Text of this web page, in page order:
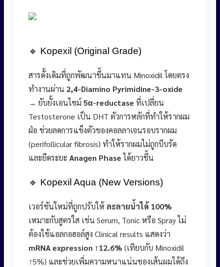
🔹 Kopexil (Original Grade)
สารดั้งเดิมที่ถูกพัฒนาขึ้นมาแทน Minoxidil โดยตรง
ทำงานผ่าน 2,4-Diamino Pyrimidine-3-oxide
→ ยับยั้งเอนไซม์ 5α-reductase ที่เปลี่ยน
Testosterone เป็น DHT ตัวการหลักที่ทำให้รากผม
ฝ่อ ช่วยลดการแข็งตัวของคอลลาเจนรอบรากผม
(perifollicular fibrosis) ทำให้รากผมไม่ถูกบีบรัด
และยืดระยะ Anagen Phaseได้ยาวขึ้น
🔹 Kopexil Aqua (New Versions)
เวอร์ชันใหม่ที่ถูกปรับให้ ละลายน้ำได้ 100%
เหมาะกับสูตรใส เช่น Serum, Tonic หรือ Spray ไม่
ต้องใช้แอลกอฮอล์สูง Clinical results แสดงว่า
mRNA expression ↑12.6% (เทียบกับ Minoxidil
↑5%) และช่วยเพิ่มความหนาแน่นของเส้นผมได้ถึง